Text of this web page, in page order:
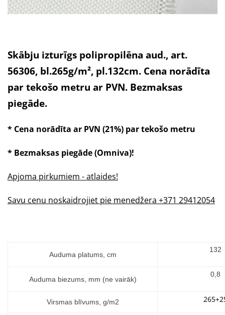
Skābju izturīgs polipropilēna aud., art.
56306, bl.265g/m², pl.132cm. Cena norādīta
par tekošo metru ar PVN. Bezmaksas
piegāde.
* Cena norādīta ar PVN (21%) par tekošo metru
* Bezmaksas piegāde (Omniva)!
Apjoma pirkumiem - atlaides!
Savu cenu noskaidrojiet pie menedžera +371 29412054
Auduma platums, cm
132
Auduma biezums, mm (ne vairāk)
0,8
Virsmas blīvums, g/m2